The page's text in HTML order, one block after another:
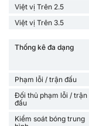
Việt vị Trên 2.5
Việt vị Trên 3.5
Thống kê đa dạng
Phạm lỗi / trận đấu
Đối thủ phạm lỗi / trận
đấu
Kiểm soát bóng trung